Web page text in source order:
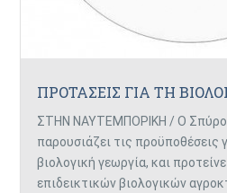
ΠΡΟΤΑΣΕΙΣ ΓΙΑ ΤΗ
ΣΤΗΝ ΝΑΥΤΕΜΠΟΡΙΚΗ / Ο
παρουσιάζει τις προϋποθέσεις
βιολογική γεωργία, και
επιδεικτικών βιολογικών